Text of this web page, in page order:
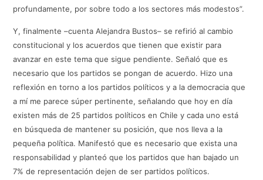
profundamente, por sobre todo a los sectores más modestos”.
Y, finalmente –cuenta Alejandra Bustos– se refirió al cambio
constitucional y los acuerdos que tienen que existir para
avanzar en este tema que sigue pendiente. Señaló que es
necesario que los partidos se pongan de acuerdo. Hizo una
reflexión en torno a los partidos políticos y a la democracia que
a mí me parece súper pertinente, señalando que hoy en día
existen más de 25 partidos políticos en Chile y cada uno está
en búsqueda de mantener su posición, que nos lleva a la
pequeña política. Manifestó que es necesario que exista una
responsabilidad y planteó que los partidos que han bajado un
7% de representación dejen de ser partidos políticos.